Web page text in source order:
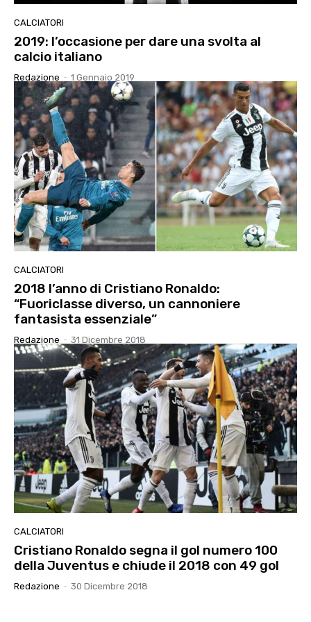
CALCIATORI
2019: l’occasione per dare una svolta al
calcio italiano
Redazione - 1 Gennaio 2019
CALCIATORI
2018 l’anno di Cristiano Ronaldo:
“Fuoriclasse diverso, un cannoniere
fantasista essenziale”
Redazione - 31 Dicembre 2018
CALCIATORI
Cristiano Ronaldo segna il gol numero 100
della Juventus e chiude il 2018 con 49 gol
Redazione - 30 Dicembre 2018